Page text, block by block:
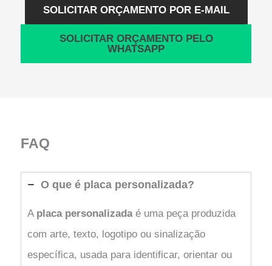
SOLICITAR ORÇAMENTO POR E-MAIL
SOLICITAR ORÇAMENTO PELO
WHATSAPP
FAQ
O que é placa personalizada?
A placa personalizadaé uma peça produzida
com arte, texto, logotipo ou sinalização
específica, usada para identificar, orientar ou